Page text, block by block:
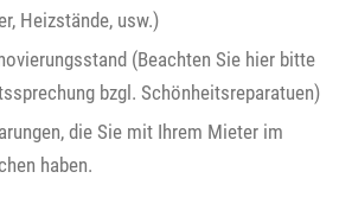
Heizstände, usw.)
(Beachten Sie hier bitte
bzgl. Schönheitsreparatuen)
die Sie mit Ihrem Mieter im
haben.